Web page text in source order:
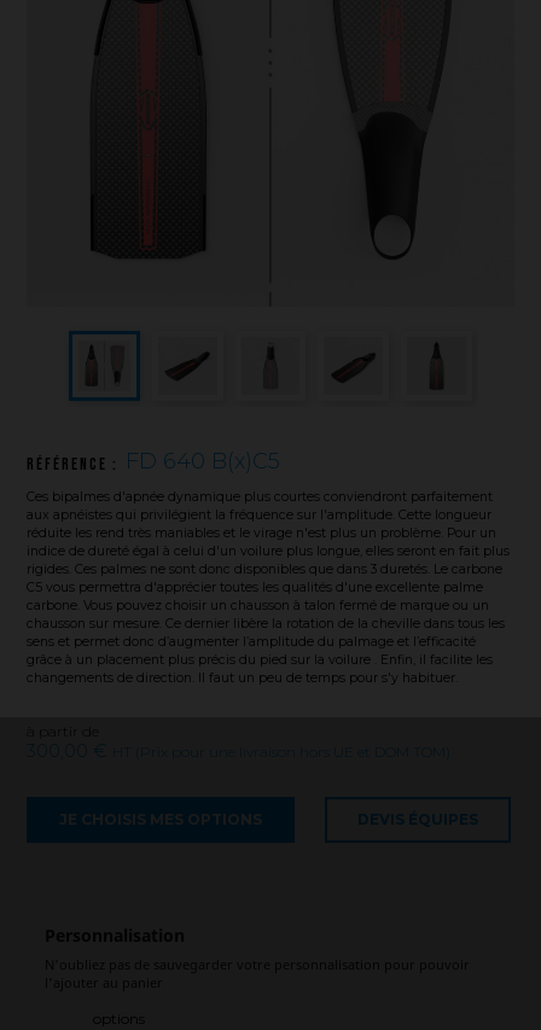
Référence : FD 640 B(x)C5
Ces bipalmes d'apnée dynamique plus courtes conviendront parfaitement
aux apnéistes qui privilégient la fréquence sur l'amplitude. Cette longueur
réduite les rend très maniables et le virage n'est plus un problème. Pour un
indice de dureté égal à celui d'un voilure plus longue, elles seront en fait plus
rigides. Ces palmes ne sont donc disponibles que dans 3 duretés. Le carbone
C5 vous permettra d'apprécier toutes les qualités d'une excellente palme
carbone. Vous pouvez choisir un chausson à talon fermé de marque ou un
chausson sur mesure. Ce dernier libère la rotation de la cheville dans tous les
sens et permet donc d’augmenter l’amplitude du palmage et l’efficacité
grâce à un placement plus précis du pied sur la voilure . Enfin, il facilite les
changements de direction. Il faut un peu de temps pour s'y habituer.
à partir de
300,00 € HT (Prix pour une livraison hors UE et DOM TOM)
JE CHOISIS MES OPTIONS DEVIS ÉQUIPES
options